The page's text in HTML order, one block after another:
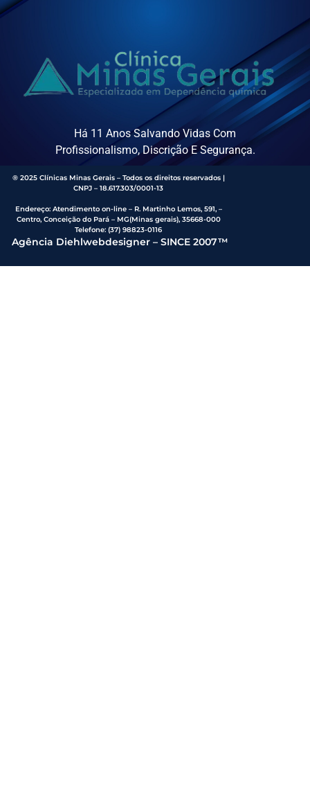
Há 11 Anos Salvando Vidas Com
Profissionalismo, Discrição E Segurança.
® 2025 Clínicas Minas Gerais – Todos os direitos reservados |
CNPJ – 18.617.303/0001-13
Endereço: Atendimento on-line – R. Martinho Lemos, 591, –
Centro, Conceição do Pará – MG(Minas gerais), 35668-000
Telefone:(37) 98823-0116
Agência Diehlwebdesigner – SINCE 2007™